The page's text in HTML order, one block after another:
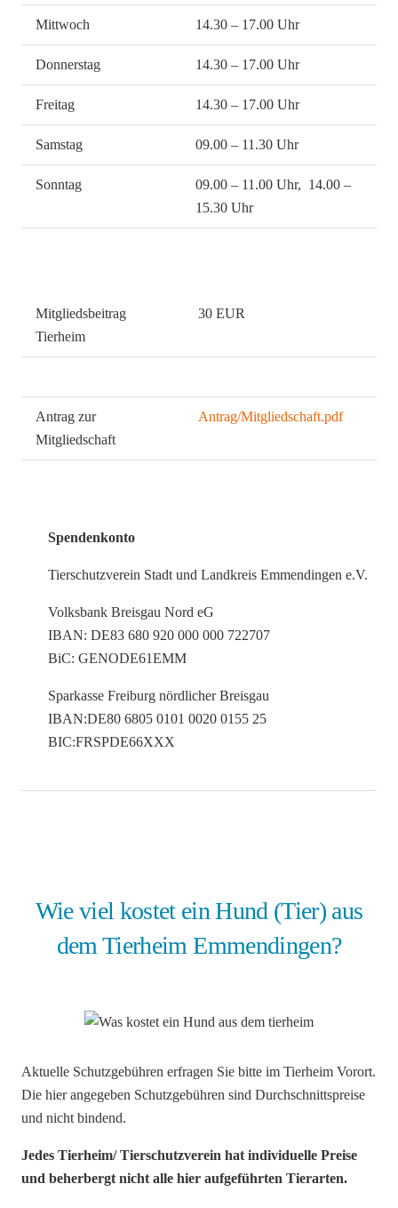
Mittwoch 14.30 – 17.00 Uhr
Donnerstag 14.30 – 17.00 Uhr
Freitag 14.30 – 17.00 Uhr
Samstag 09.00 – 11.30 Uhr
Sonntag
09.00 – 11.00 Uhr, 14.00 –
15.30 Uhr
Mitgliedsbeitrag
Tierheim
30 EUR
Antrag zur
Mitgliedschaft
Antrag/Mitgliedschaft.pdf
Spendenkonto
Tierschutzverein Stadt und Landkreis Emmendingen e.V.
Volksbank Breisgau Nord eG
IBAN: DE83 680 920 000 000 722707
BiC: GENODE61EMM
Sparkasse Freiburg nördlicher Breisgau
IBAN:DE80 6805 0101 0020 0155 25
BIC:FRSPDE66XXX
Wie viel kostet ein Hund (Tier) aus
dem Tierheim Emmendingen?
Aktuelle Schutzgebühren erfragen Sie bitte im Tierheim Vorort.
Die hier angegeben Schutzgebühren sind Durchschnittspreise
und nicht bindend.
Jedes Tierheim/ Tierschutzverein hat individuelle Preise
und beherbergt nicht alle hier aufgeführten Tierarten.